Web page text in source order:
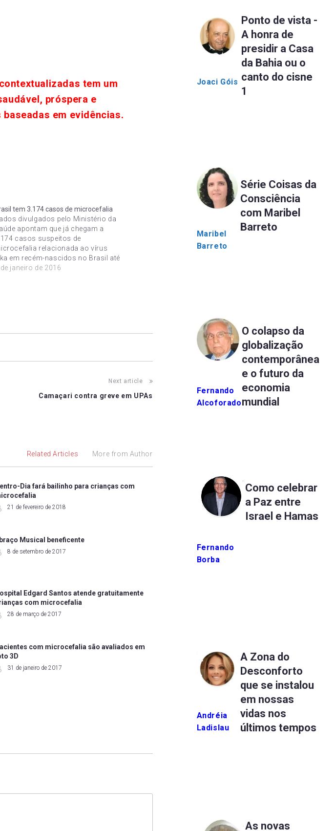
tem um
próspera e
em evidências.
tem 3.174 casos de microcefalia
divulgados pelo Ministério da
apontam que já chegam a
casos suspeitos de
relacionada ao vírus
em recém-nascidos no Brasil até
2 de janeiro deste ano. 38 óbitos
janeiro de 2016
Next article
Camaçari contra greve em UPAs
Related Articles More from Author
Dia fará bailinho para crianças com
21 de fevereiro de 2018
Musical beneficente
8 de setembro de 2017
Edgard Santos atende gratuitamente
com microcefalia
28 de março de 2017
com microcefalia são avaliados em
3D
31 de janeiro de 2017
Joaci Góis
Ponto de vista -
A honra de
presidir a Casa
da Bahia ou o
canto do cisne
1
Maribel
Barreto
Série Coisas da
Consciência
com Maribel
Barreto
Fernando
Alcoforado
O colapso da
globalização
contemporânea
e o futuro da
economia
mundial
Fernando
Borba
Como celebrar
a Paz entre
Israel e Hamas
Andréia
Ladislau
A Zona do
Desconforto
que se instalou
em nossas
vidas nos
últimos tempos
As novas